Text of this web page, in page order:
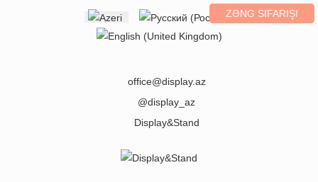
Select your language ZƏNG SIFARIŞI
office@display.az
@display_az
Display&Stand